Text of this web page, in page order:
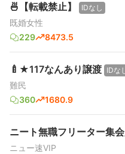
🍜【転載禁止】
IDなし
既婚女性
229
8473.5
🍼★117なんあり譲渡 IDな
難民
360
1680.9
ニート無職フリーター集
ニュー速VIP